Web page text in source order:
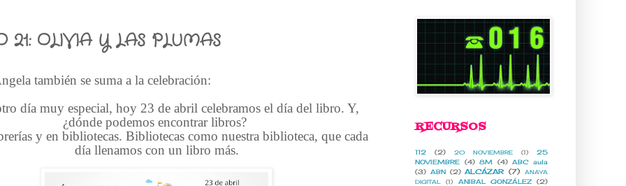
21: OLIVIA Y LAS PLUMAS
también se suma a la celebración:
día muy especial, hoy 23 de abril celebramos el día del libro. Y,
¿dónde podemos encontrar libros?
y en bibliotecas. Bibliotecas como nuestra biblioteca, que cada
día llenamos con un libro más.
RECURSOS
112 (2) 20 NOVIEMBRE (1)
25
NOVIEMBRE
(4) 8M (4)
ABC aula
(3) ABN (2) ALCÁZAR (7)
ANAYA
DIGITAL
(1) ANIBAL GONZÁLEZ (2)